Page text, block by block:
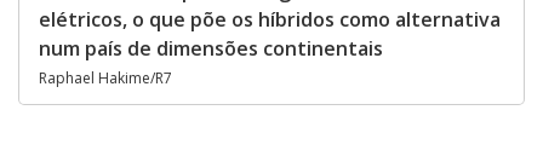
elétricos, o que põe os híbridos como alternativa
num país de dimensões continentais
Raphael Hakime/R7